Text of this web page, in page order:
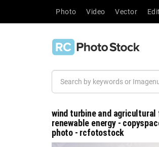
Photo Video Vector
wind turbine and
renewable energy -
photo - rcfotostock